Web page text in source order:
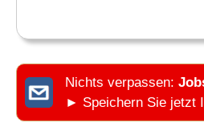
Nichts verpassen:
► Speichern Sie jetzt